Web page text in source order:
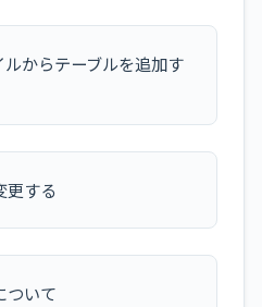
からテーブルを追加す
更する
ついて